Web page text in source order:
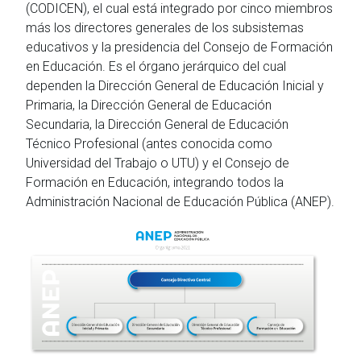
(CODICEN), el cual está integrado por cinco miembros
más los directores generales de los subsistemas
educativos y la presidencia del Consejo de Formación
en Educación. Es el órgano jerárquico del cual
dependen la Dirección General de Educación Inicial y
Primaria, la Dirección General de Educación
Secundaria, la Dirección General de Educación
Técnico Profesional (antes conocida como
Universidad del Trabajo o UTU) y el Consejo de
Formación en Educación, integrando todos la
Administración Nacional de Educación Pública (ANEP).